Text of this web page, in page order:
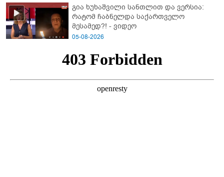
გია ხუხაშვილი სანთლით და ვერსია:
რატომ ჩაბნელდა საქართველო
მესამედ?! - ვიდეო
05-08-2026